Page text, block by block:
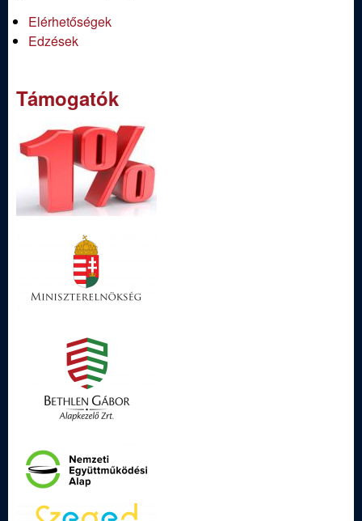
Elérhetőségek
Edzések
Támogatók